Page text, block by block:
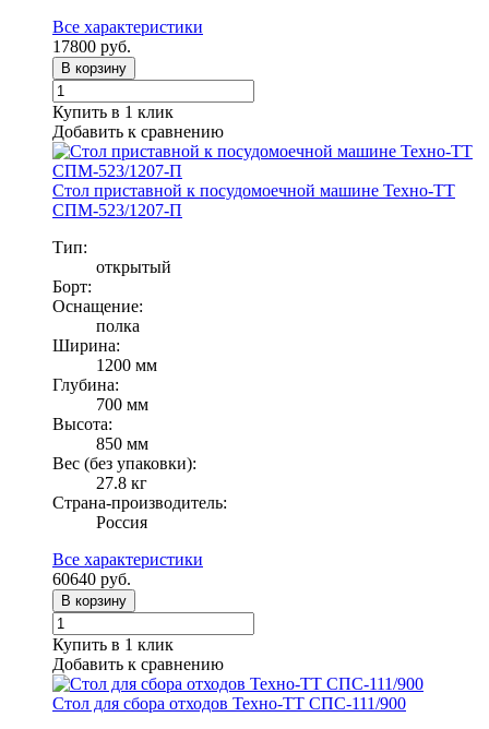
Все характеристики
17800 руб.
В корзину
Купить в 1 клик
Добавить к сравнению
Стол приставной к посудомоечной машине Техно-ТТ
СПМ-523/1207-П
Тип:
открытый
Борт:
Оснащение:
полка
Ширина:
1200 мм
Глубина:
700 мм
Высота:
850 мм
Вес (без упаковки):
27.8 кг
Страна-производитель:
Россия
Все характеристики
60640 руб.
В корзину
Купить в 1 клик
Добавить к сравнению
Стол для сбора отходов Техно-ТТ СПС-111/900